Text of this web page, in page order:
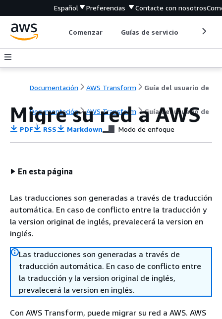
Español Preferencias Contacte con nosotros
Comenzar Guías de servicio
Documentación AWS Transform Guía del usuario de
Documentación AWS Transform Guía del usuario de
Migre su red a AWS
PDF RSS Markdown Modo de enfoque
En esta página
Las traducciones son generadas a través de traducción
automática. En caso de conflicto entre la traducción y
la version original de inglés, prevalecerá la version en
inglés.
Las traducciones son generadas a través de
traducción automática. En caso de conflicto entre
la traducción y la version original de inglés,
prevalecerá la version en inglés.
Con AWS Transform, puede migrar su red a AWS. AWS